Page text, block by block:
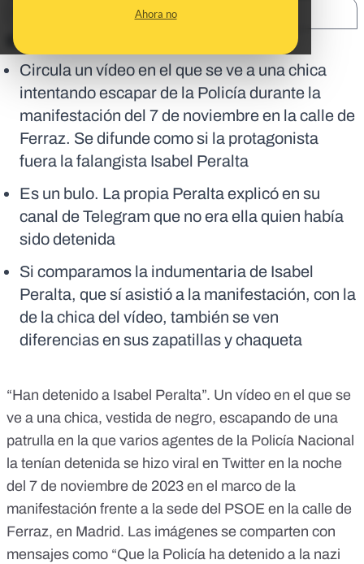
Ahora no
En corto:
Circula un vídeo en el que se ve a una chica
intentando escapar de la Policía durante la
manifestación del 7 de noviembre en la calle de
Ferraz. Se difunde como si la protagonista
fuera la falangista Isabel Peralta
Es un bulo. La propia Peralta explicó en su
canal de Telegram que no era ella quien había
sido detenida
Si comparamos la indumentaria de Isabel
Peralta, que sí asistió a la manifestación, con la
de la chica del vídeo, también se ven
diferencias en sus zapatillas y chaqueta
“Han detenido a Isabel Peralta”. Un vídeo en el que se
ve a una chica, vestida de negro, escapando de una
patrulla en la que varios agentes de la Policía Nacional
la tenían detenida se hizo viral en Twitter en la noche
del 7 de noviembre de 2023 en el marco de la
manifestación frente a la sede del PSOE en la calle de
Ferraz, en Madrid. Las imágenes se comparten con
mensajes como “Que la Policía ha detenido a la nazi